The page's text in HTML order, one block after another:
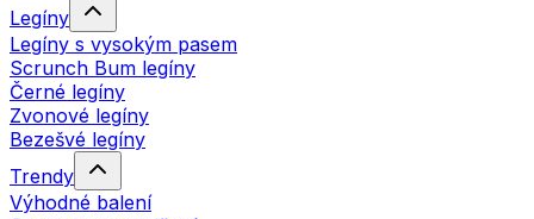
Legíny
Legíny s vysokým pasem
Scrunch Bum legíny
Černé legíny
Zvonové legíny
Bezešvé legíny
Trendy
Výhodné balení